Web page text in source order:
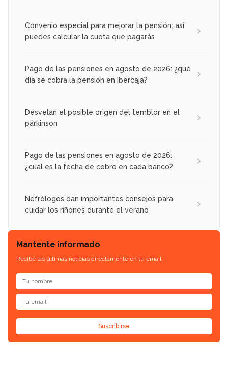
Convenio especial para mejorar la pensión: así
puedes calcular la cuota que pagarás
Pago de las pensiones en agosto de 2026: ¿qué
día se cobra la pensión en Ibercaja?
Desvelan el posible origen del temblor en el
párkinson
Pago de las pensiones en agosto de 2026:
¿cuál es la fecha de cobro en cada banco?
Nefrólogos dan importantes consejos para
cuidar los riñones durante el verano
Mantente informado
Recibe las últimas noticias directamente en tu email.
Suscribirse